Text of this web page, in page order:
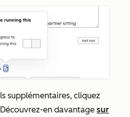
supplémentaires, cliquez
en davantage sur